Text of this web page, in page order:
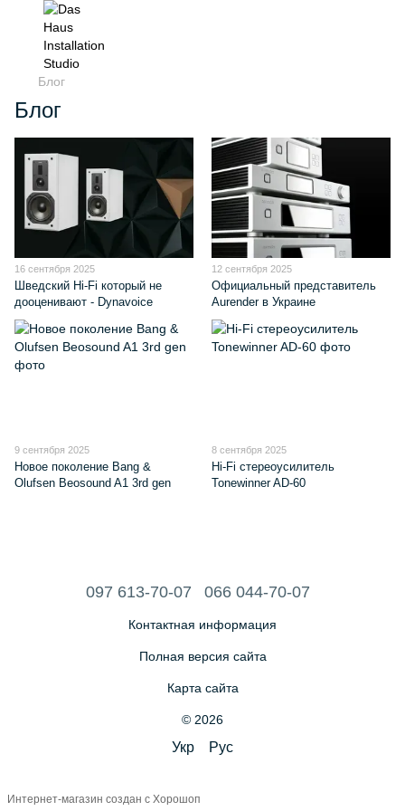
Блог
Блог
16 сентября 2025
Шведский Hi-Fi который не
дооценивают - Dynavoice
12 сентября 2025
Официальный представитель
Aurender в Украине
9 сентября 2025
Новое поколение Bang &
Olufsen Beosound A1 3rd gen
8 сентября 2025
Hi-Fi стереоусилитель
Tonewinner AD-60
097 613-70-07 066 044-70-07
Контактная информация
Полная версия сайта
Карта сайта
© 2026
Укр Рус
Интернет-магазин создан с Хорошоп